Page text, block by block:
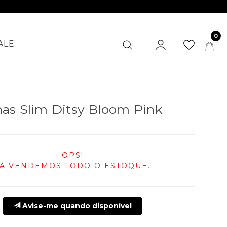
0
Slim Ditsy Bloom Pink
OPS!
VENDEMOS TODO O ESTOQUE.
Avise-me quando disponível